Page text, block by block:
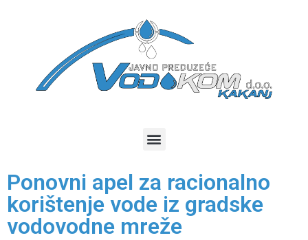
Ponovni apel za racionalno
korištenje vode iz gradske
vodovodne mreže